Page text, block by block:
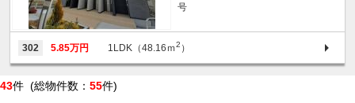
号
302 5.85万円 1LDK（48.16ｍ2 ）
43件 (総物件数： 55件)